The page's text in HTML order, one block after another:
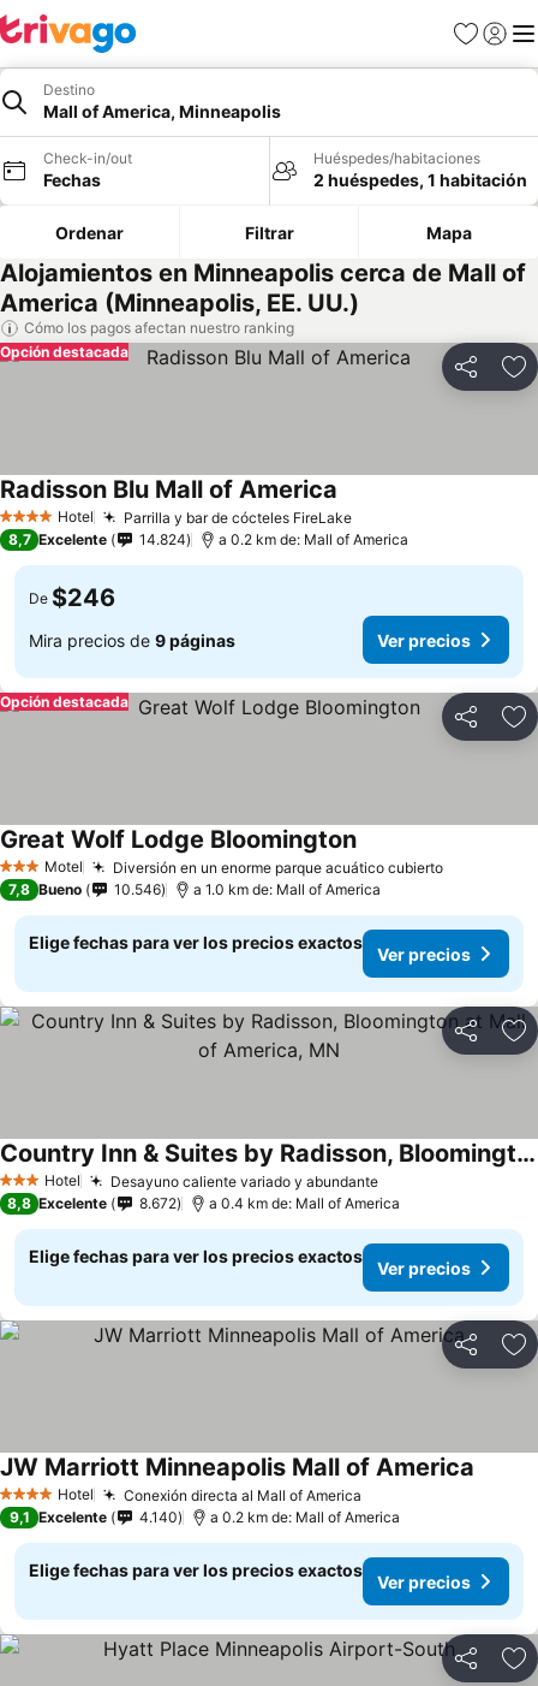
Favoritos
Iniciar
Destino
Mall of America, Minneapolis
Check-in/out
Fechas
Huéspedes/habitaciones
2 huéspedes, 1 habitación
Ordenar Filtrar Mapa
Alojamientos en Minneapolis cerca de Mall of
America (Minneapolis, EE. UU.)
Cómo los pagos afectan nuestro ranking
Compartir
Opción destacada
4 EstrellasHotel Parrilla y bar de cócteles FireLake
Radisson Blu Mall of America
8,7 Excelente 14.824 a 0.2 km de: Mall of America
De $246
Mira precios de 9 páginas Ver precios
Compartir
Opción destacada
3 Estrellas
Motel Diversión en un enorme parque acuático cubierto
Great Wolf Lodge Bloomington
7,8 Bueno 10.546 a 1.0 km de: Mall of America
Elige fechas para ver los precios exactos
Ver precios
Compartir
3 Estrellas
Hotel Desayuno caliente variado y abundante
Country Inn & Suites by Radisson, Bloomington at Mall of America, MN
8,8 Excelente 8.672 a 0.4 km de: Mall of America
Elige fechas para ver los precios exactos
Ver precios
Compartir
4 EstrellasHotel Conexión directa al Mall of America
JW Marriott Minneapolis Mall of America
9,1 Excelente 4.140 a 0.2 km de: Mall of America
Elige fechas para ver los precios exactos
Ver precios
Compartir